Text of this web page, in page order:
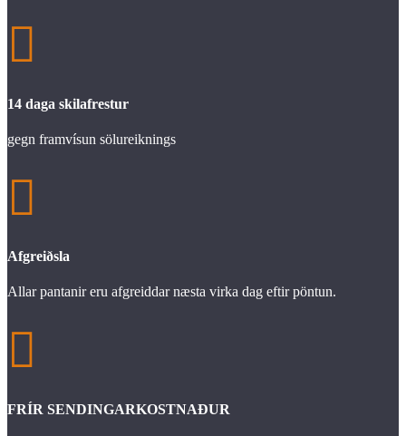

14 daga skilafrestur
gegn framvísun sölureiknings

Afgreiðsla
Allar pantanir eru afgreiddar næsta virka dag eftir pöntun.

FRÍR SENDINGARKOSTNAÐUR